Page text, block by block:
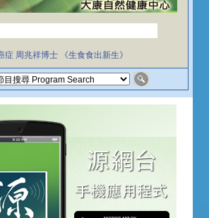
症 周兆祥博士 《生食食出新生》